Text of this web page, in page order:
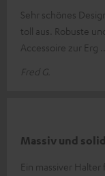
Sehr schönes
toll aus. Robuste
Accessoire zur Erg
Fred G.
Massiv und
Ein massiver